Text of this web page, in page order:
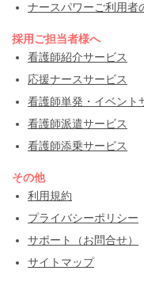
ナースパワーご利用者
採用ご担当者様へ
看護師紹介サービス
応援ナースサービス
看護師単発・イベント
看護師派遣サービス
看護師添乗サービス
その他
利用規約
プライバシーポリシー
サポート（お問合せ）
サイトマップ